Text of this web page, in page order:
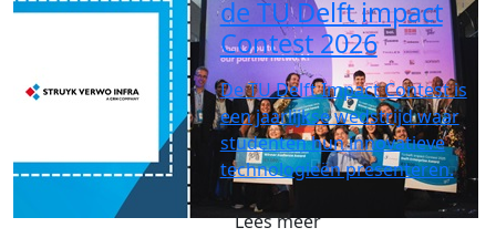
de TU Delft impact
Contest 2026
De TU Delft Impact Contest is
een jaarlijkse wedstrijd waar
studenten hun innovatieve
technologieën presenteren.
Lees meer